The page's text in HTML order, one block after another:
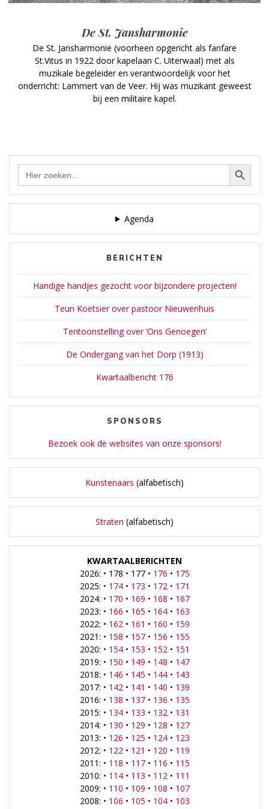
De St. Jansharmonie
De St. Jansharmonie (voorheen opgericht als fanfare
St.Vitus in 1922 door kapelaan C. Uiterwaal) met als
muzikale begeleider en verantwoordelijk voor het
onderricht: Lammert van de Veer. Hij was muzikant geweest
bij een militaire kapel.
Zoek Zoekknop
Agenda
BERICHTEN
Handige handjes gezocht voor bijzondere projecten!
Teun Koetsier over pastoor Nieuwenhuis
Tentoonstelling over ‘Ons Genoegen’
De Ondergang van het Dorp (1913)
Kwartaalbericht 176
SPONSORS
Bezoek ook de websites van onze sponsors!
Kunstenaars (alfabetisch)
Straten (alfabetisch)
KWARTAALBERICHTEN
2026: • 178 • 177 • 176 • 175
2025: • 174• 173 • 172 • 171
2024: • 170 • 169 • 168 • 167
2023: • 166 • 165 • 164• 163
2022: • 162 • 161 • 160 • 159
2021: • 158 • 157• 156 • 155
2020: • 154• 153 • 152 • 151
2019: • 150 • 149 • 148 • 147
2018: • 146 • 145 • 144• 143
2017: • 142 • 141 • 140 • 139
2016: • 138 • 137• 136 • 135
2015: • 134• 133 • 132 • 131
2014: • 130 • 129 • 128 • 127
2013: • 126 • 125 • 124• 123
2012: • 122 • 121 • 120 • 119
2011: • 118 • 117• 116 • 115
2010: • 114• 113 • 112 • 111
2009: • 110 • 109 • 108 • 107
2008: • 106 • 105 • 104• 103